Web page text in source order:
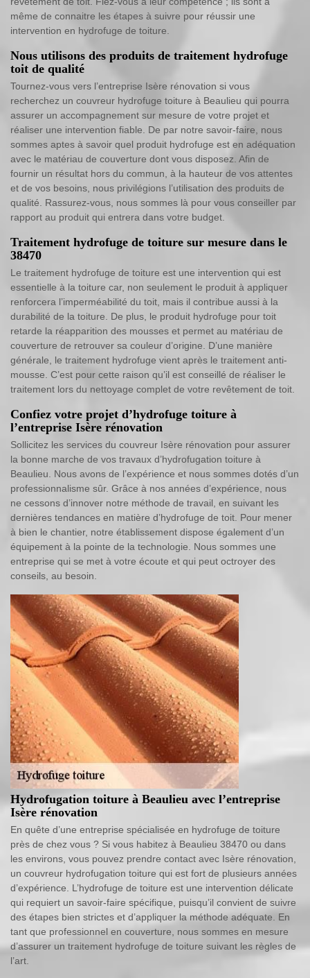
même de connaitre les étapes à suivre pour réussir une
intervention en hydrofuge de toiture.
Nous utilisons des produits de traitement hydrofuge
toit de qualité
Tournez-vous vers l’entreprise Isère rénovation si vous
recherchez un couvreur hydrofuge toiture à Beaulieu qui pourra
assurer un accompagnement sur mesure de votre projet et
réaliser une intervention fiable. De par notre savoir-faire, nous
sommes aptes à savoir quel produit hydrofuge est en adéquation
avec le matériau de couverture dont vous disposez. Afin de
fournir un résultat hors du commun, à la hauteur de vos attentes
et de vos besoins, nous privilégions l’utilisation des produits de
qualité. Rassurez-vous, nous sommes là pour vous conseiller par
rapport au produit qui entrera dans votre budget.
Traitement hydrofuge de toiture sur mesure dans le
38470
Le traitement hydrofuge de toiture est une intervention qui est
essentielle à la toiture car, non seulement le produit à appliquer
renforcera l’imperméabilité du toit, mais il contribue aussi à la
durabilité de la toiture. De plus, le produit hydrofuge pour toit
retarde la réapparition des mousses et permet au matériau de
couverture de retrouver sa couleur d’origine. D’une manière
générale, le traitement hydrofuge vient après le traitement anti-
mousse. C’est pour cette raison qu’il est conseillé de réaliser le
traitement lors du nettoyage complet de votre revêtement de toit.
Confiez votre projet d’hydrofuge toiture à
l’entreprise Isère rénovation
Sollicitez les services du couvreur Isère rénovation pour assurer
la bonne marche de vos travaux d’hydrofugation toiture à
Beaulieu. Nous avons de l’expérience et nous sommes dotés d’un
professionnalisme sûr. Grâce à nos années d’expérience, nous
ne cessons d’innover notre méthode de travail, en suivant les
dernières tendances en matière d’hydrofuge de toit. Pour mener
à bien le chantier, notre établissement dispose également d’un
équipement à la pointe de la technologie. Nous sommes une
entreprise qui se met à votre écoute et qui peut octroyer des
conseils, au besoin.
Hydrofugation toiture à Beaulieu avec l’entreprise
Isère rénovation
En quête d’une entreprise spécialisée en hydrofuge de toiture
près de chez vous ? Si vous habitez à Beaulieu 38470 ou dans
les environs, vous pouvez prendre contact avec Isère rénovation,
un couvreur hydrofugation toiture qui est fort de plusieurs années
d’expérience. L’hydrofuge de toiture est une intervention délicate
qui requiert un savoir-faire spécifique, puisqu’il convient de suivre
des étapes bien strictes et d’appliquer la méthode adéquate. En
tant que professionnel en couverture, nous sommes en mesure
d’assurer un traitement hydrofuge de toiture suivant les règles de
l’art.